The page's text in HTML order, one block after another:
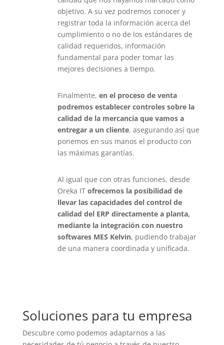
objetivo. A su vez podremos conocer y
registrar toda la información acerca del
cumplimiento o no de los estándares de
calidad requeridos, información
fundamental para poder tomar las
mejores decisiones a tiempo.
Finalmente, en el proceso de venta
podremos establecer controles sobre la
calidad de la mercancía que vamos a
entregar a un cliente, asegurando así que
ponemos en sus manos el producto con
las máximas garantías.
Al igual que con otras funciones, desde
Oreka ITofrecemos la posibilidad de
llevar las capacidades del control de
calidad del ERP directamente a planta,
mediante la integración con nuestro
softwares MES Kelvin, pudiendo trabajar
de una manera coordinada y unificada.
Soluciones para tu empresa
Descubre como podemos adaptarnos a las